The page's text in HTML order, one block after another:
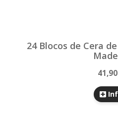
24 Blocos de Cera